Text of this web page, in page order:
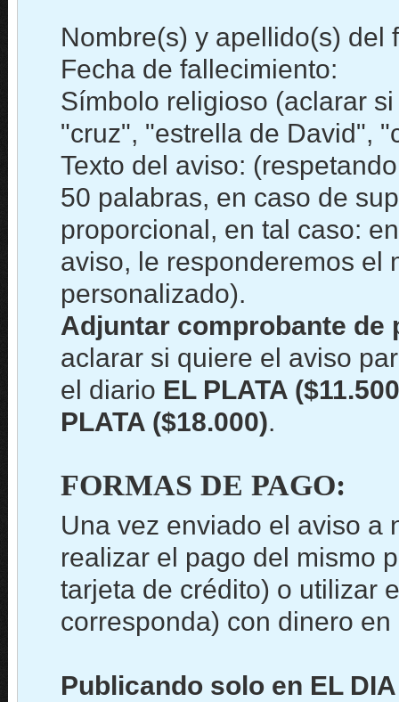
Nombre(s) y apellido(s) del
Fecha de fallecimiento:
Símbolo religioso (aclarar
"cruz", "estrella de David",
Texto del aviso:
50 palabras, en caso de
proporcional, en tal caso:
aviso, le responderemos el
personalizado).
Adjuntar comprobante de
aclarar si quiere el aviso
el diario EL PLATA
PLATA ($18.000).
FORMAS DE PAGO:
Una vez enviado el aviso a
realizar el pago del mismo
tarjeta de crédito) o utilizar
corresponda) con dinero
Publicando solo en EL